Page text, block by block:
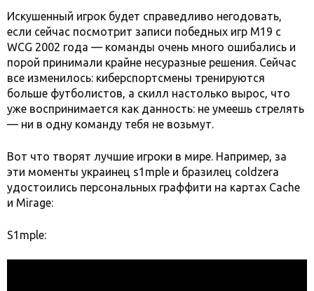
Искушенный игрок будет справедливо негодовать,
если сейчас посмотрит записи победных игр M19 с
WCG 2002 года — команды очень много ошибались и
порой принимали крайне несуразные решения. Сейчас
все изменилось: киберспортсмены тренируются
больше футболистов, а скилл настолько вырос, что
уже воспринимается как данность: не умеешь стрелять
— ни в одну команду тебя не возьмут.
Вот что творят лучшие игроки в мире. Например, за
эти моменты украинец s1mple и бразилец coldzera
удостоились персональных граффити на картах Cache
и Mirage:
S1mple: